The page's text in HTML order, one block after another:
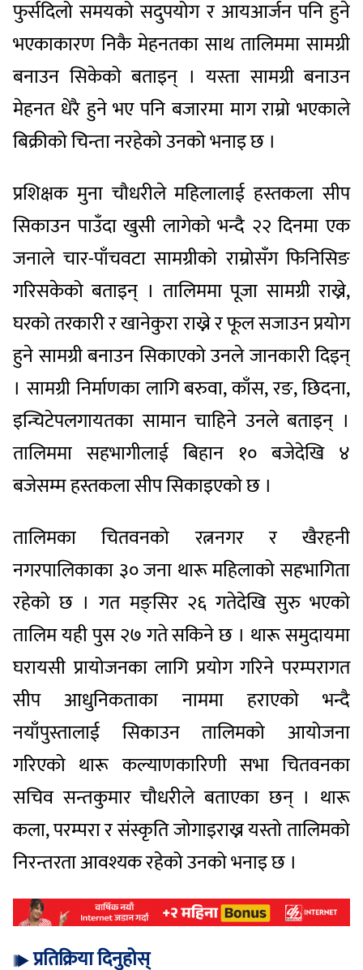
फुर्सदिलो समयको सदुपयोग र आयआर्जन पनि हुने
भएकाकारण निकै मेहनतका साथ तालिममा सामग्री
बनाउन सिकेको बताइन् । यस्ता सामग्री बनाउन
मेहनत धेरै हुने भए पनि बजारमा माग राम्रो भएकाले
बिक्रीको चिन्ता नरहेको उनको भनाइ छ ।
प्रशिक्षक मुना चौधरीले महिलालाई हस्तकला सीप
सिकाउन पाउँदा खुसी लागेको भन्दै २२ दिनमा एक
जनाले चार-पाँचवटा सामग्रीको राम्रोसँग फिनिसिङ
गरिसकेको बताइन् । तालिममा पूजा सामग्री राख्ने,
घरको तरकारी र खानेकुरा राख्ने र फूल सजाउन प्रयोग
हुने सामग्री बनाउन सिकाएको उनले जानकारी दिइन्
। सामग्री निर्माणका लागि बरुवा, काँस, रङ, छिदना,
इन्चिटेपलगायतका सामान चाहिने उनले बताइन् ।
तालिममा सहभागीलाई बिहान १० बजेदेखि ४
बजेसम्म हस्तकला सीप सिकाइएको छ ।
तालिमका चितवनको रत्ननगर र खैरहनी
नगरपालिकाका ३० जना थारू महिलाको सहभागिता
रहेको छ । गत मङ्सिर २६ गतेदेखि सुरु भएको
तालिम यही पुस २७ गते सकिने छ । थारू समुदायमा
घरायसी प्रायोजनका लागि प्रयोग गरिने परम्परागत
सीप आधुनिकताका नाममा हराएको भन्दै
नयाँपुस्तालाई सिकाउन तालिमको आयोजना
गरिएको थारू कल्याणकारिणी सभा चितवनका
सचिव सन्तकुमार चौधरीले बताएका छन् । थारू
कला, परम्परा र संस्कृति जोगाइराख्न यस्तो तालिमको
निरन्तरता आवश्यक रहेको उनको भनाइ छ ।
प्रतिक्रिया दिनुहोस्